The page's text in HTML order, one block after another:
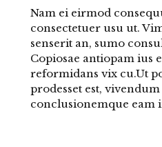
Nam ei eirmod
consectetuer usu ut.
senserit an, sumo
Copiosae antiopam ius
reformidans vix cu.Ut
prodesset est,
conclusionemque eam